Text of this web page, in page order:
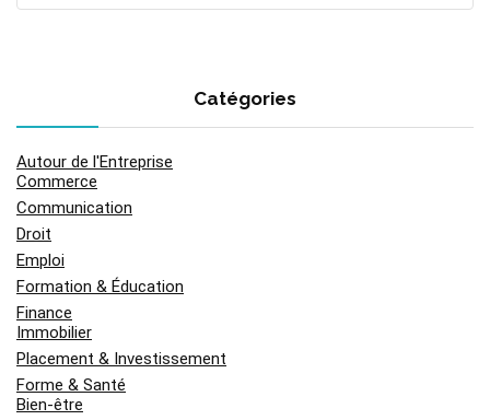
Catégories
Autour de l'Entreprise
Commerce
Communication
Droit
Emploi
Formation & Éducation
Finance
Immobilier
Placement & Investissement
Forme & Santé
Bien-être